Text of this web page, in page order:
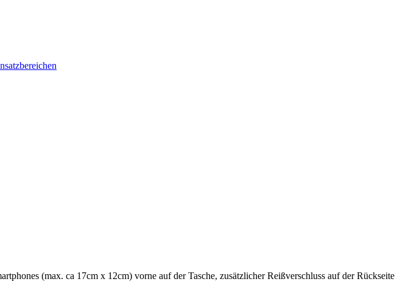
(max. ca 17cm x 12cm) vorne auf der Tasche, zusätzlicher Reißverschluss auf der Rückseite